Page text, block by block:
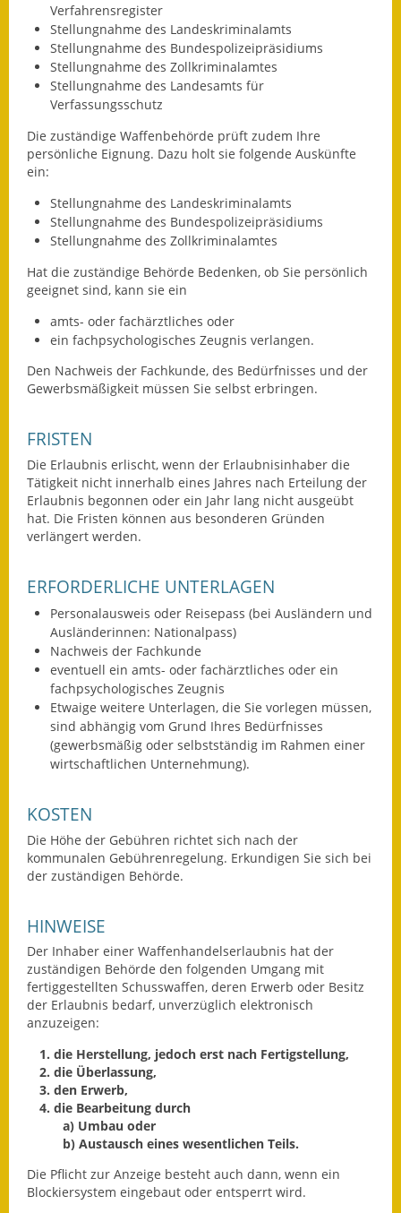
Getrennte
Abwassergebühr
Haushaltspläne
Wasserversorgung
Heiraten in Notzingen
Notruftafel
Ortsrecht
Was erledige ich wo?
Leben
Baugebiete & Bauplätze
Bauwasser/Wasser/Abwasser
Bebauungspläne
Bodenrichtwerte
Flächennutzungsplan
Landessanierungsprogramm
Gebäuden
Hochwassergefahrenkarte
Bürgerhaus
Kernzeitbetreuung
Integration und Asyl
Bevölkerungsschutz
Verfahrensregister
Stellungnahme des Landeskriminalamts
Stellungnahme des Bundespolizeipräsidiums
Stellungnahme des Zollkriminalamtes
Stellungnahme des Landesamts für
Verfassungsschutz
Die zuständige Waffenbehörde prüft zudem Ihre
persönliche Eignung. Dazu holt sie folgende Auskünfte
ein:
Stellungnahme des Landeskriminalamts
Stellungnahme des Bundespolizeipräsidiums
Stellungnahme des Zollkriminalamtes
Hat die zuständige Behörde Bedenken, ob Sie persönlich
geeignet sind, kann sie ein
amts- oder fachärztliches oder
ein fachpsychologisches Zeugnis verlangen.
Den Nachweis der Fachkunde, des Bedürfnisses und der
Gewerbsmäßigkeit müssen Sie selbst erbringen.
FRISTEN
Die Erlaubnis erlischt, wenn der Erlaubnisinhaber die
Tätigkeit nicht innerhalb eines Jahres nach Erteilung der
Erlaubnis begonnen oder ein Jahr lang nicht ausgeübt
hat. Die Fristen können aus besonderen Gründen
verlängert werden.
ERFORDERLICHE UNTERLAGEN
Personalausweis oder Reisepass (bei Ausländern und
Ausländerinnen: Nationalpass)
Nachweis der Fachkunde
eventuell ein amts- oder fachärztliches oder ein
fachpsychologisches Zeugnis
Etwaige weitere Unterlagen, die Sie vorlegen müssen,
sind abhängig vom Grund Ihres Bedürfnisses
(gewerbsmäßig oder selbstständig im Rahmen einer
wirtschaftlichen Unternehmung).
KOSTEN
Die Höhe der Gebühren richtet sich nach der
kommunalen Gebührenregelung. Erkundigen Sie sich bei
der zuständigen Behörde.
HINWEISE
Der Inhaber einer Waffenhandelserlaubnis hat der
zuständigen Behörde den folgenden Umgang mit
fertiggestellten Schusswaffen, deren Erwerb oder Besitz
der Erlaubnis bedarf, unverzüglich elektronisch
anzuzeigen:
1. die Herstellung, jedoch erst nach Fertigstellung,
2. die Überlassung,
3. den Erwerb,
4. die Bearbeitung durch
a) Umbau oder
b) Austausch eines wesentlichen Teils.
Die Pflicht zur Anzeige besteht auch dann, wenn ein
Blockiersystem eingebaut oder entsperrt wird.